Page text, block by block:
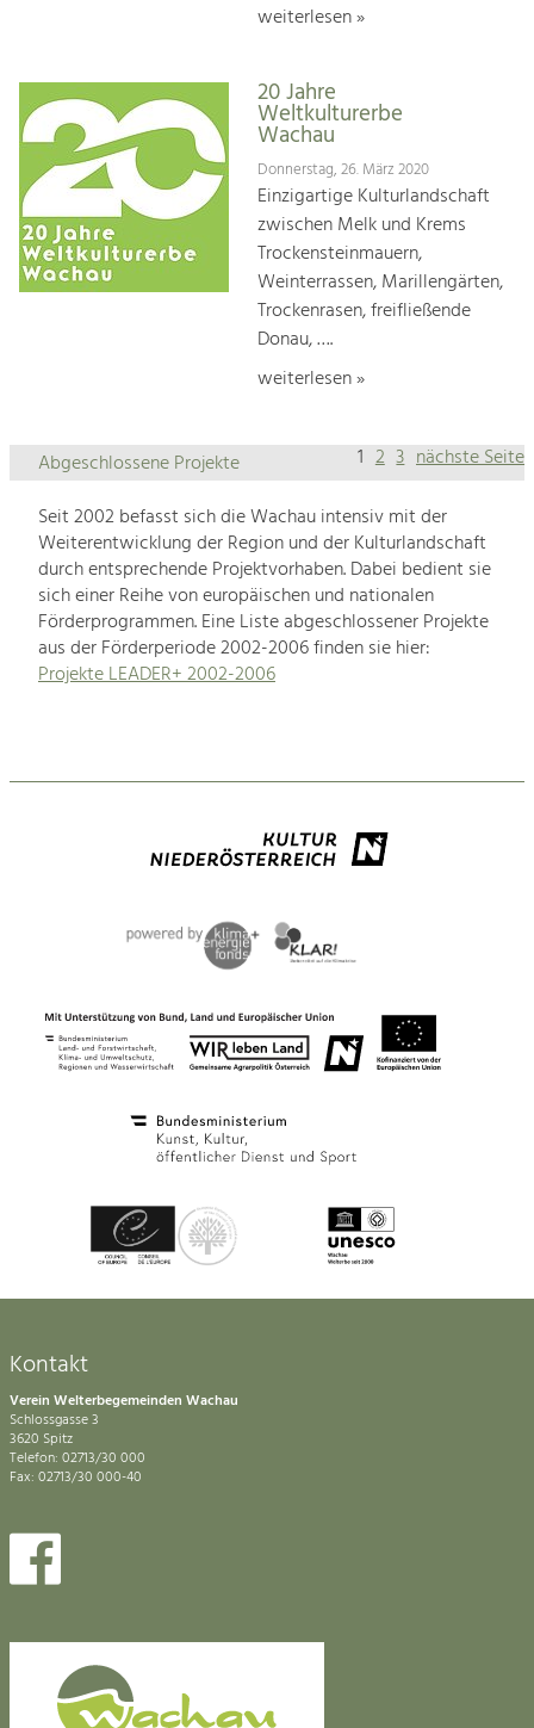
weiterlesen »
20 Jahre
Weltkulturerbe
Wachau
Donnerstag, 26. März 2020
Einzigartige Kulturlandschaft
zwischen Melk und Krems
Trockensteinmauern,
Weinterrassen, Marillengärten,
Trockenrasen, freifließende
Donau, ….
weiterlesen »
1 2 3 nächste Seite
Abgeschlossene Projekte
Seit 2002 befasst sich die Wachau intensiv mit der
Weiterentwicklung der Region und der Kulturlandschaft
durch entsprechende Projektvorhaben. Dabei bedient sie
sich einer Reihe von europäischen und nationalen
Förderprogrammen. Eine Liste abgeschlossener Projekte
aus der Förderperiode 2002-2006 finden sie hier:
Projekte LEADER+ 2002-2006
Kontakt
Verein Welterbegemeinden Wachau
Schlossgasse 3
3620 Spitz
Telefon: 02713/30 000
Fax: 02713/30 000-40